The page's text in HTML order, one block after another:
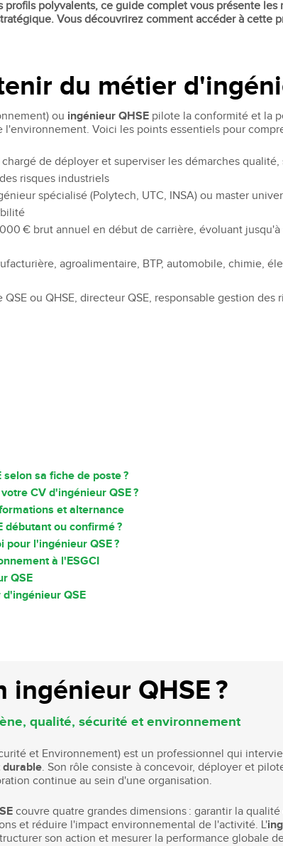
polyvalents, ce guide complet vous présente
Vous découvrirez comment accéder à cette
du métier
ou ingénieur QHSE pilote la conformité et la
Voici les points essentiels pour
de déployer et superviser les démarches
risques industriels
spécialisé (Polytech, UTC, INSA) ou master
€ brut annuel en début de carrière, évoluant
agroalimentaire, BTP, automobile, chimie,
QSE ou QHSE, directeur QSE, responsable gestion
sa fiche de poste ?
CV d'ingénieur QSE ?
et alternance
débutant ou confirmé ?
pour l'ingénieur QSE ?
à l'ESGCI
QSE
QSE
ingénieur QHSE ?
qualité, sécurité et environnement
et Environnement) est un professionnel qui
durable. Son rôle consiste à concevoir, déployer et
continue au sein d'une organisation.
couvre quatre grandes dimensions : garantir la
et réduire l'impact environnemental de l'activité. L'
son action et mesurer la performance globale
à l'ESGCI
Former vos collaborateurs
projets
Content
Mastère Supply Chain et e-
Mastère Marketing Produit :
Cosmétiques et Bien-être
Mastère Big Data &
Artificielle
MBA
MBA Management et Gestion